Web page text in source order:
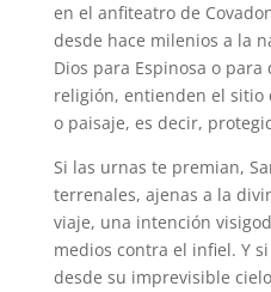
en el anfiteatro de
desde hace milenios a la
Dios para Espinosa o
religión, entienden el sitio
o paisaje, es decir,
Si las urnas te premian,
terrenales, ajenas a la
viaje, una intención
medios contra el infiel. Y
desde su imprevisible